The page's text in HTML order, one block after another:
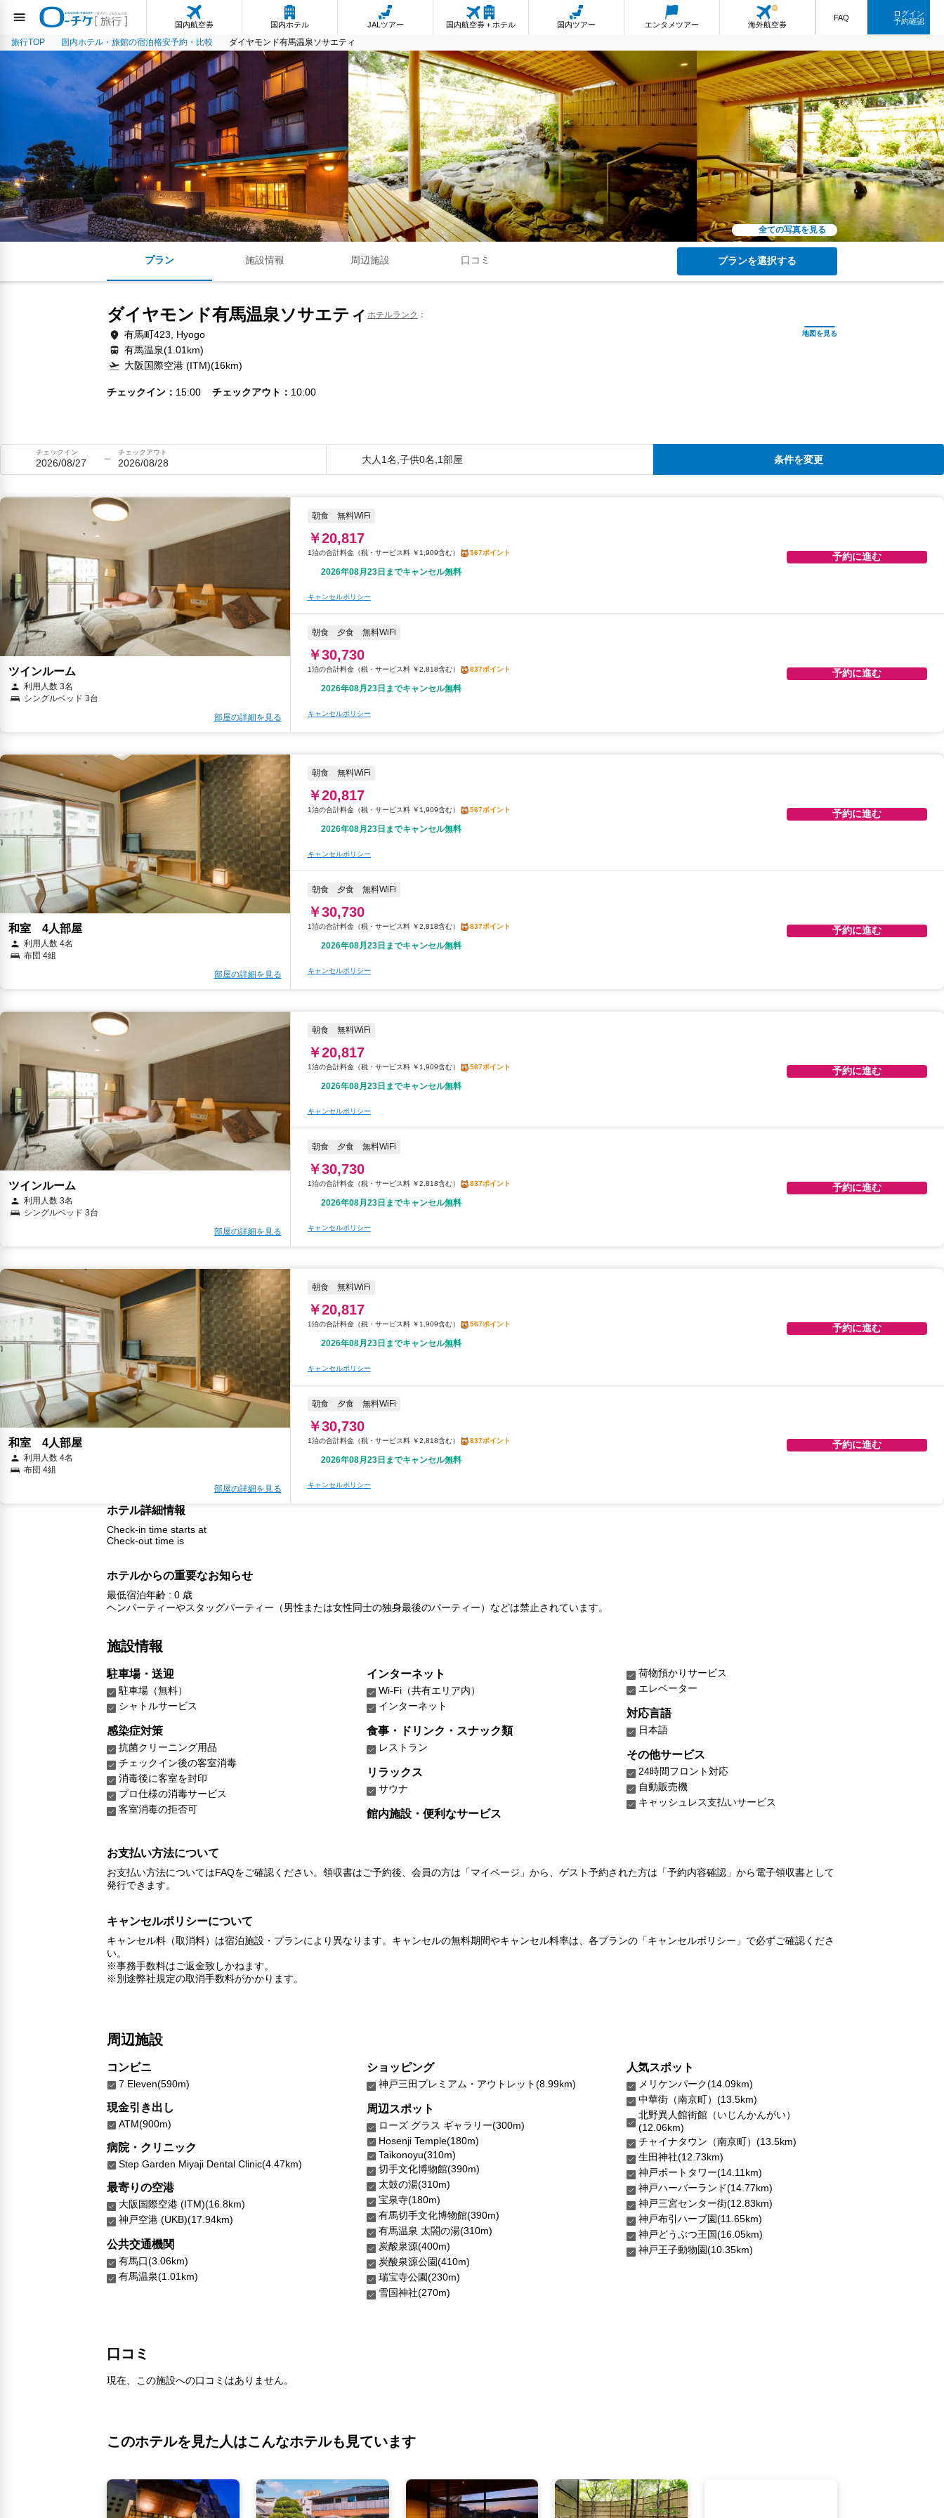
国内航空券 国内ホテル JALツアー 国内航空券＋ホテル 国内ツアー エンタメツアー 海外航空券
FAQ
ログイン
予約確認
旅行TOP 国内ホテル・旅館の宿泊格安予約・比較 ダイヤモンド有馬温泉ソサエティ
全ての写真を見る
プラン 施設情報 周辺施設 口コミ プランを選択する
ダイヤモンド有馬温泉ソサエティ ホテルランク
有馬町423, Hyogo
有馬温泉(1.01km)
大阪国際空港 (ITM)(16km)
チェックイン 15:00 チェックアウト 10:00
チェックイン
2026/08/27
チェックアウト
2026/08/28 大人1名,子供0名,1部屋 条件を変更
ツインルーム
利用人数 3名
シングルベッド 3台
部屋の詳細を見る
朝食 無料WiFi
￥20,817
税・サービス料 ￥1,909含む 567ポイント
2026年08月23日までキャンセル無料
キャンセルポリシー
予約に進む
朝食 夕食 無料WiFi
￥30,730
税・サービス料 ￥2,818含む 837ポイント
2026年08月23日までキャンセル無料
キャンセルポリシー
予約に進む
和室 4人部屋
利用人数 4名
布団 4組
部屋の詳細を見る
朝食 無料WiFi
￥20,817
税・サービス料 ￥1,909含む 567ポイント
2026年08月23日までキャンセル無料
キャンセルポリシー
予約に進む
朝食 夕食 無料WiFi
￥30,730
税・サービス料 ￥2,818含む 837ポイント
2026年08月23日までキャンセル無料
キャンセルポリシー
予約に進む
ツインルーム
利用人数 3名
シングルベッド 3台
部屋の詳細を見る
朝食 無料WiFi
￥20,817
税・サービス料 ￥1,909含む 567ポイント
2026年08月23日までキャンセル無料
キャンセルポリシー
予約に進む
朝食 夕食 無料WiFi
￥30,730
税・サービス料 ￥2,818含む 837ポイント
2026年08月23日までキャンセル無料
キャンセルポリシー
予約に進む
和室 4人部屋
利用人数 4名
布団 4組
部屋の詳細を見る
朝食 無料WiFi
￥20,817
税・サービス料 ￥1,909含む 567ポイント
2026年08月23日までキャンセル無料
キャンセルポリシー
予約に進む
朝食 夕食 無料WiFi
￥30,730
税・サービス料 ￥2,818含む 837ポイント
2026年08月23日までキャンセル無料
キャンセルポリシー
予約に進む
ホテル詳細情報
Check-in time starts at
Check-out time is
ホテルからの重要なお知らせ
最低宿泊年齢 : 0 歳
ヘンパーティーやスタッグパーティー（男性または女性同士の独身最後のパーティー）などは禁止されています。
施設情報
駐車場・送迎
駐車場（無料）
シャトルサービス
感染症対策
抗菌クリーニング用品
チェックイン後の客室消毒
消毒後に客室を封印
プロ仕様の消毒サービス
客室消毒の拒否可
インターネット
Wi-Fi（共有エリア内）
インターネット
食事・ドリンク・スナック類
レストラン
リラックス
サウナ
館内施設・便利なサービス
荷物預かりサービス
エレベーター
対応言語
日本語
その他サービス
24時間フロント対応
自動販売機
キャッシュレス支払いサービス
お支払い方法について
お支払い方法についてはFAQをご確認ください。領収書はご予約後、会員の方は「マイページ」から、ゲスト予約された方は「予約内容確認」から電子領収書として
発行できます。
キャンセルポリシーについて
キャンセル料（取消料）は宿泊施設・プランにより異なります。キャンセルの無料期間やキャンセル料率は、各プランの「キャンセルポリシー」で必ずご確認くださ
い。
※事務手数料はご返金致しかねます。
※別途弊社規定の取消手数料がかかります。
周辺施設
コンビニ
7 Eleven(590m)
現金引き出し
ATM(900m)
病院・クリニック
Step Garden Miyaji Dental Clinic(4.47km)
最寄りの空港
大阪国際空港 (ITM)(16.8km)
神戸空港 (UKB)(17.94km)
公共交通機関
有馬口(3.06km)
有馬温泉(1.01km)
ショッピング
神戸三田プレミアム・アウトレット(8.99km)
周辺スポット
ローズ グラス ギャラリー(300m)
Hosenji Temple(180m)
Taikonoyu(310m)
切手文化博物館(390m)
太鼓の湯(310m)
宝泉寺(180m)
有馬切手文化博物館(390m)
有馬温泉 太閤の湯(310m)
炭酸泉源(400m)
炭酸泉源公園(410m)
瑞宝寺公園(230m)
雪国神社(270m)
人気スポット
メリケンパーク(14.09km)
中華街（南京町）(13.5km)
北野異人館街館（いじんかんがい）
(12.06km)
チャイナタウン（南京町）(13.5km)
生田神社(12.73km)
神戸ポートタワー(14.11km)
神戸ハーバーランド(14.77km)
神戸三宮センター街(12.83km)
神戸布引ハーブ園(11.65km)
神戸どうぶつ王国(16.05km)
神戸王子動物園(10.35km)
口コミ
現在、この施設への口コミはありません。
このホテルを見た人はこんなホテルも見ています